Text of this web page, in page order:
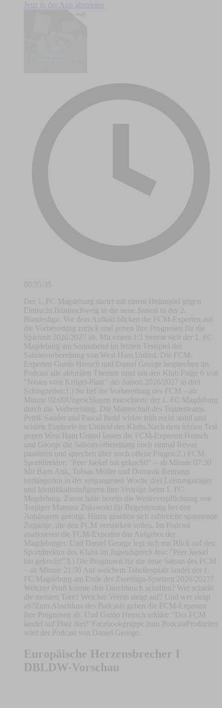
Jetzt in der App abspielen
00:35:35
Der 1. FC Magdeburg startet mit einem Heimspiel gegen
Eintracht Braunschweig in die neue Saison in der 2.
Bundesliga. Vor dem Auftakt blicken die FCM-Experten auf
die Vorbereitung zurück und geben ihre Prognosen für die
Spielzeit 2026/2027 ab. Mit einem 1:1 trennte sich der 1. FC
Magdeburg am Sonnabend im letzten Testspiel der
Saisonvorbereitung von West Ham United. Die FCM-
Experten Guido Hensch und Daniel George besprechen im
Podcast alle aktuellen Themen rund um den Klub.Folge 6 von
"Neues vom Krügel-Platz" der Saison 2026/2027 in drei
Schlagzeilen:1.) So lief die Vorbereitung des FCM – ab
Minute 02:00Ungeschlagen marschierte der 1. FC Magdeburg
durch die Vorbereitung. Die Mannschaft des Trainerteams
Petrik Sander und Pascal Ibold wirkte früh recht stabil und
schürte Euphorie im Umfeld des Klubs.Nach dem letzten Test
gegen West Ham United lassen die FCM-Experten Hensch
und George die Saisonvorbereitung noch einmal Revue
passieren und sprechen über noch offene Fragen.2.) FCM-
Sportdirektor: "Peer Jaekel hat gekocht!" – ab Minute 07:30
Mit Baris Atik, Tobias Müller und Dominik Reimann
verlängerten in der vergangenen Woche drei Leistungsträger
und Identifikationsfiguren ihre Verträge beim 1. FC
Magdeburg. Zuvor hatte bereits die Weiterverpflichtung von
Torjäger Mateusz Zukowski für Begeisterung bei den
Anhängern gesorgt. Hinzu gesellen sich zahlreiche spannende
Zugänge, die den FCM verstärken sollen. Im Podcast
analysieren die FCM-Experten das Aufgebot der
Magdeburger. Und Daniel George legt sich mit Blick auf den
Sportdirektor des Klubs im Jugendsprech fest: "Peer Jaekel
hat gekocht!"3.) Die Prognosen für die neue Saison des FCM
– ab Minute 21:50 Auf welchem Tabellenplatz landet der 1.
FC Magdeburg am Ende der Zweitliga-Spielzeit 2026/2027?
Welcher Profi könnte den Durchbruch schaffen? Wer schießt
die meisten Tore? Welcher Verein steigt auf? Und wer steigt
ab?Zum Abschluss des Podcasts geben die FCM-Experten
ihre Prognosen ab. Und Guido Hensch erklärt: "Der FCM
landet auf Platz drei!"Facebookgruppe zum PodcastProduziert
wird der Podcast von Daniel George.
Europäische Herzensbrecher I
DBLDW-Vorschau